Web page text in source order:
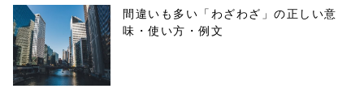
ml/wp-
content/themes
/tapbiz_theme/
間違いも多い「わざわざ」の正しい意
味・使い方・例文